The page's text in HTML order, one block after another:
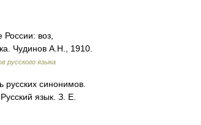
воз,
Чудинов А.Н., 1910.
русского языка
синонимов.
язык. З. Е.